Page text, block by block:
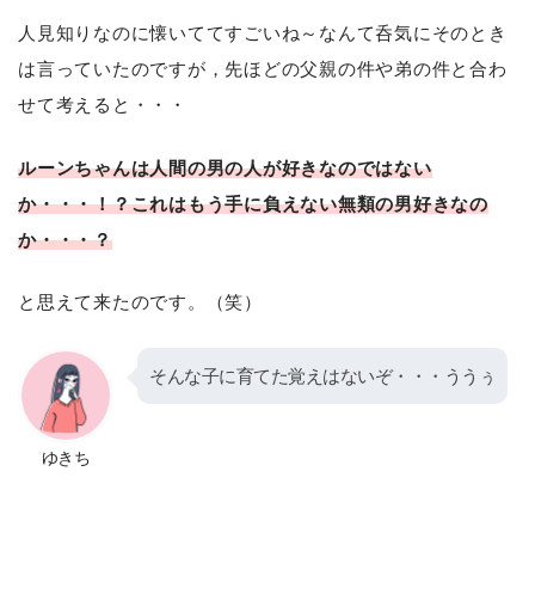
人見知りなのに懐いててすごいね～なんて呑気にそのとき
は言っていたのですが，先ほどの父親の件や弟の件と合わ
せて考えると・・・
ルーンちゃんは人間の男の人が好きなのではない
か・・・！？これはもう手に負えない無類の男好きなの
か・・・？
と思えて来たのです。（笑）
ゆきち
そんな子に育てた覚えはないぞ・・・ううぅ